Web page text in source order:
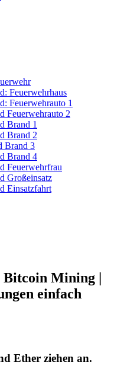
Feuerwehrhaus
Feuerwehrauto 1
Feuerwehrauto 2
Brand 1
Brand 2
Brand 3
Brand 4
Feuerwehrfrau
Großeinsatz
Einsatzfahrt
Mining |
einfach
Ether ziehen an.